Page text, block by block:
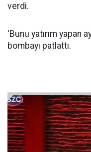
verdi.
'Bunu yatırım yapan
bombayı patlattı.